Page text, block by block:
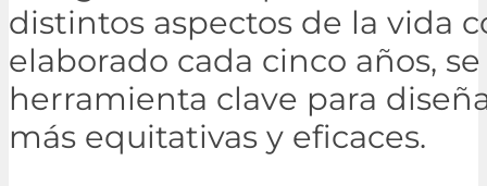
distintos aspectos de la vida
elaborado cada cinco años,
herramienta clave para
más equitativas y eficaces.